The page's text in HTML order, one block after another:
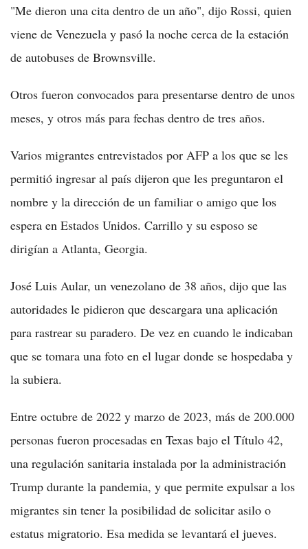
"Me dieron una cita dentro de un año", dijo Rossi, quien
viene de Venezuela y pasó la noche cerca de la estación
de autobuses de Brownsville.
Otros fueron convocados para presentarse dentro de unos
meses, y otros más para fechas dentro de tres años.
Varios migrantes entrevistados por AFP a los que se les
permitió ingresar al país dijeron que les preguntaron el
nombre y la dirección de un familiar o amigo que los
espera en Estados Unidos. Carrillo y su esposo se
dirigían a Atlanta, Georgia.
José Luis Aular, un venezolano de 38 años, dijo que las
autoridades le pidieron que descargara una aplicación
para rastrear su paradero. De vez en cuando le indicaban
que se tomara una foto en el lugar donde se hospedaba y
la subiera.
Entre octubre de 2022 y marzo de 2023, más de 200.000
personas fueron procesadas en Texas bajo el Título 42,
una regulación sanitaria instalada por la administración
Trump durante la pandemia, y que permite expulsar a los
migrantes sin tener la posibilidad de solicitar asilo o
estatus migratorio. Esa medida se levantará el jueves.